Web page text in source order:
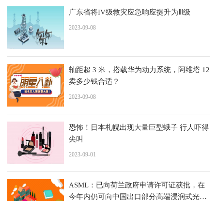
广东省将IV级救灾应急响应提升为Ⅲ级
2023-09-08
轴距超 3 米，搭载华为动力系统，阿维塔 12
卖多少钱合适？
2023-09-08
恐怖！日本札幌出现大量巨型蛾子 行人吓得
尖叫
2023-09-01
ASML：已向荷兰政府申请许可证获批，在
今年内仍可向中国出口部分高端浸润式光刻